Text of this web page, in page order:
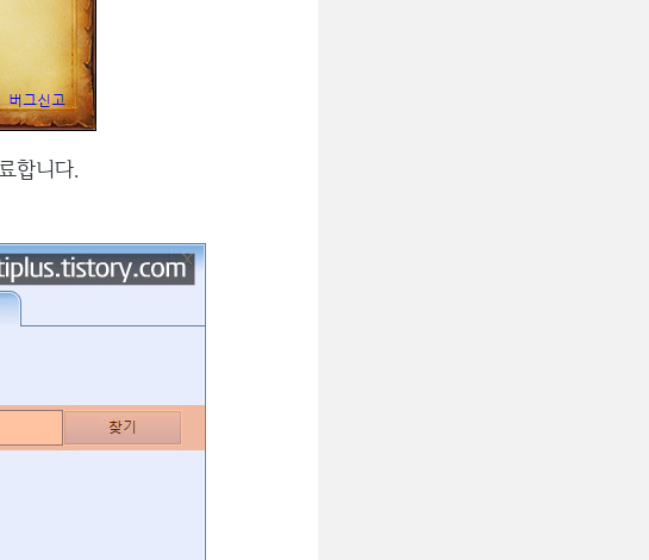
합니다.